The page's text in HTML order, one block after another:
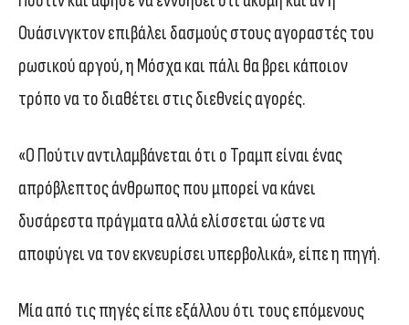
Ουάσινγκτον επιβάλει δασμούς στους αγοραστές του
ρωσικού αργού, η Μόσχα και πάλι θα βρει κάποιον
τρόπο να το διαθέτει στις διεθνείς αγορές.
«Ο Πούτιν αντιλαμβάνεται ότι ο Τραμπ είναι ένας
απρόβλεπτος άνθρωπος που μπορεί να κάνει
δυσάρεστα πράγματα αλλά ελίσσεται ώστε να
αποφύγει να τον εκνευρίσει υπερβολικά», είπε η πηγή.
Μία από τις πηγές είπε εξάλλου ότι τους επόμενους